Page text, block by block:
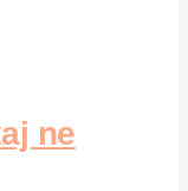
ne